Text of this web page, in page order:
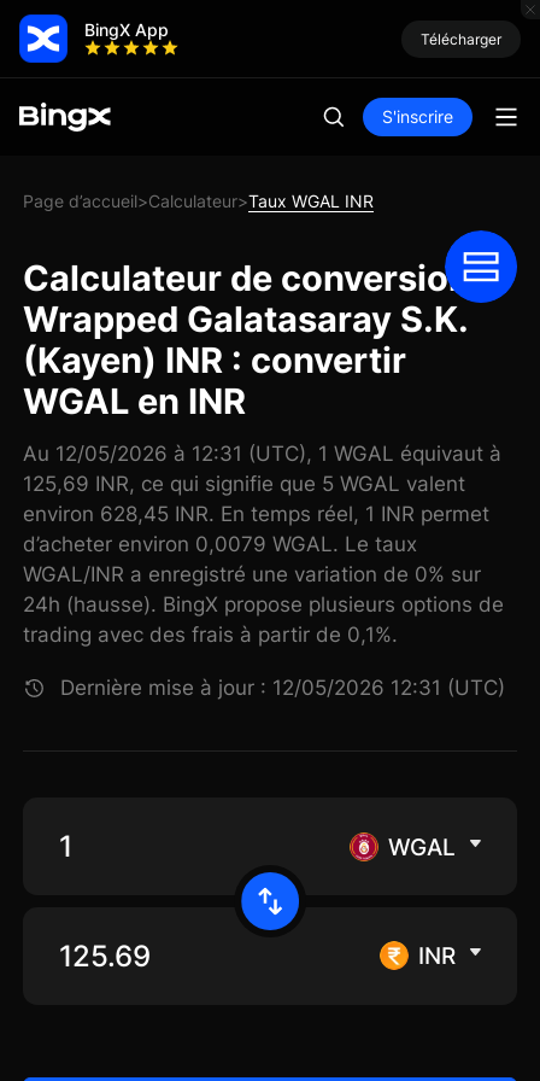
BingX App Télécharger
S'inscrire
Page d’accueil>Calculateur>Taux WGAL INR
Calculateur de conversion
Wrapped Galatasaray S.K.
(Kayen) INR : convertir
WGAL en INR
Au 12/05/2026 à 12:31 (UTC), 1 WGAL équivaut à
125,69 INR, ce qui signifie que 5 WGAL valent
environ 628,45 INR. En temps réel, 1 INR permet
d’acheter environ 0,0079 WGAL. Le taux
WGAL/INR a enregistré une variation de 0% sur
24h (hausse). BingX propose plusieurs options de
trading avec des frais à partir de 0,1%.
Dernière mise à jour : 12/05/2026 12:31 (UTC)
WGAL
INR